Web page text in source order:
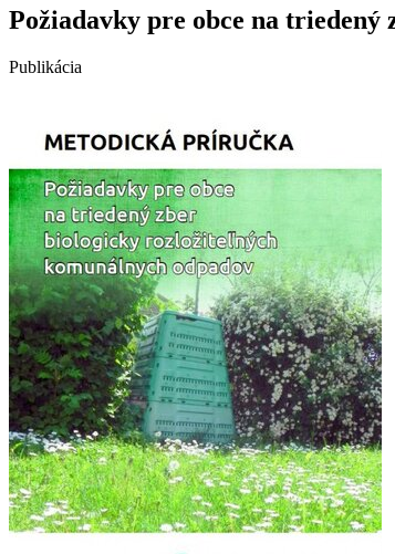
Požiadavky pre obce na
Publikácia